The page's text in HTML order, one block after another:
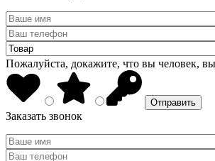
Пожалуйста, докажите, что вы человек,
Заказать звонок